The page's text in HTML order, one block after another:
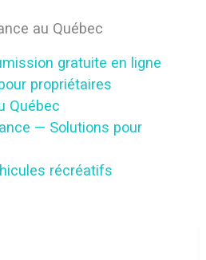
au Québec
gratuite en ligne
propriétaires
Québec
— Solutions pour
récréatifs